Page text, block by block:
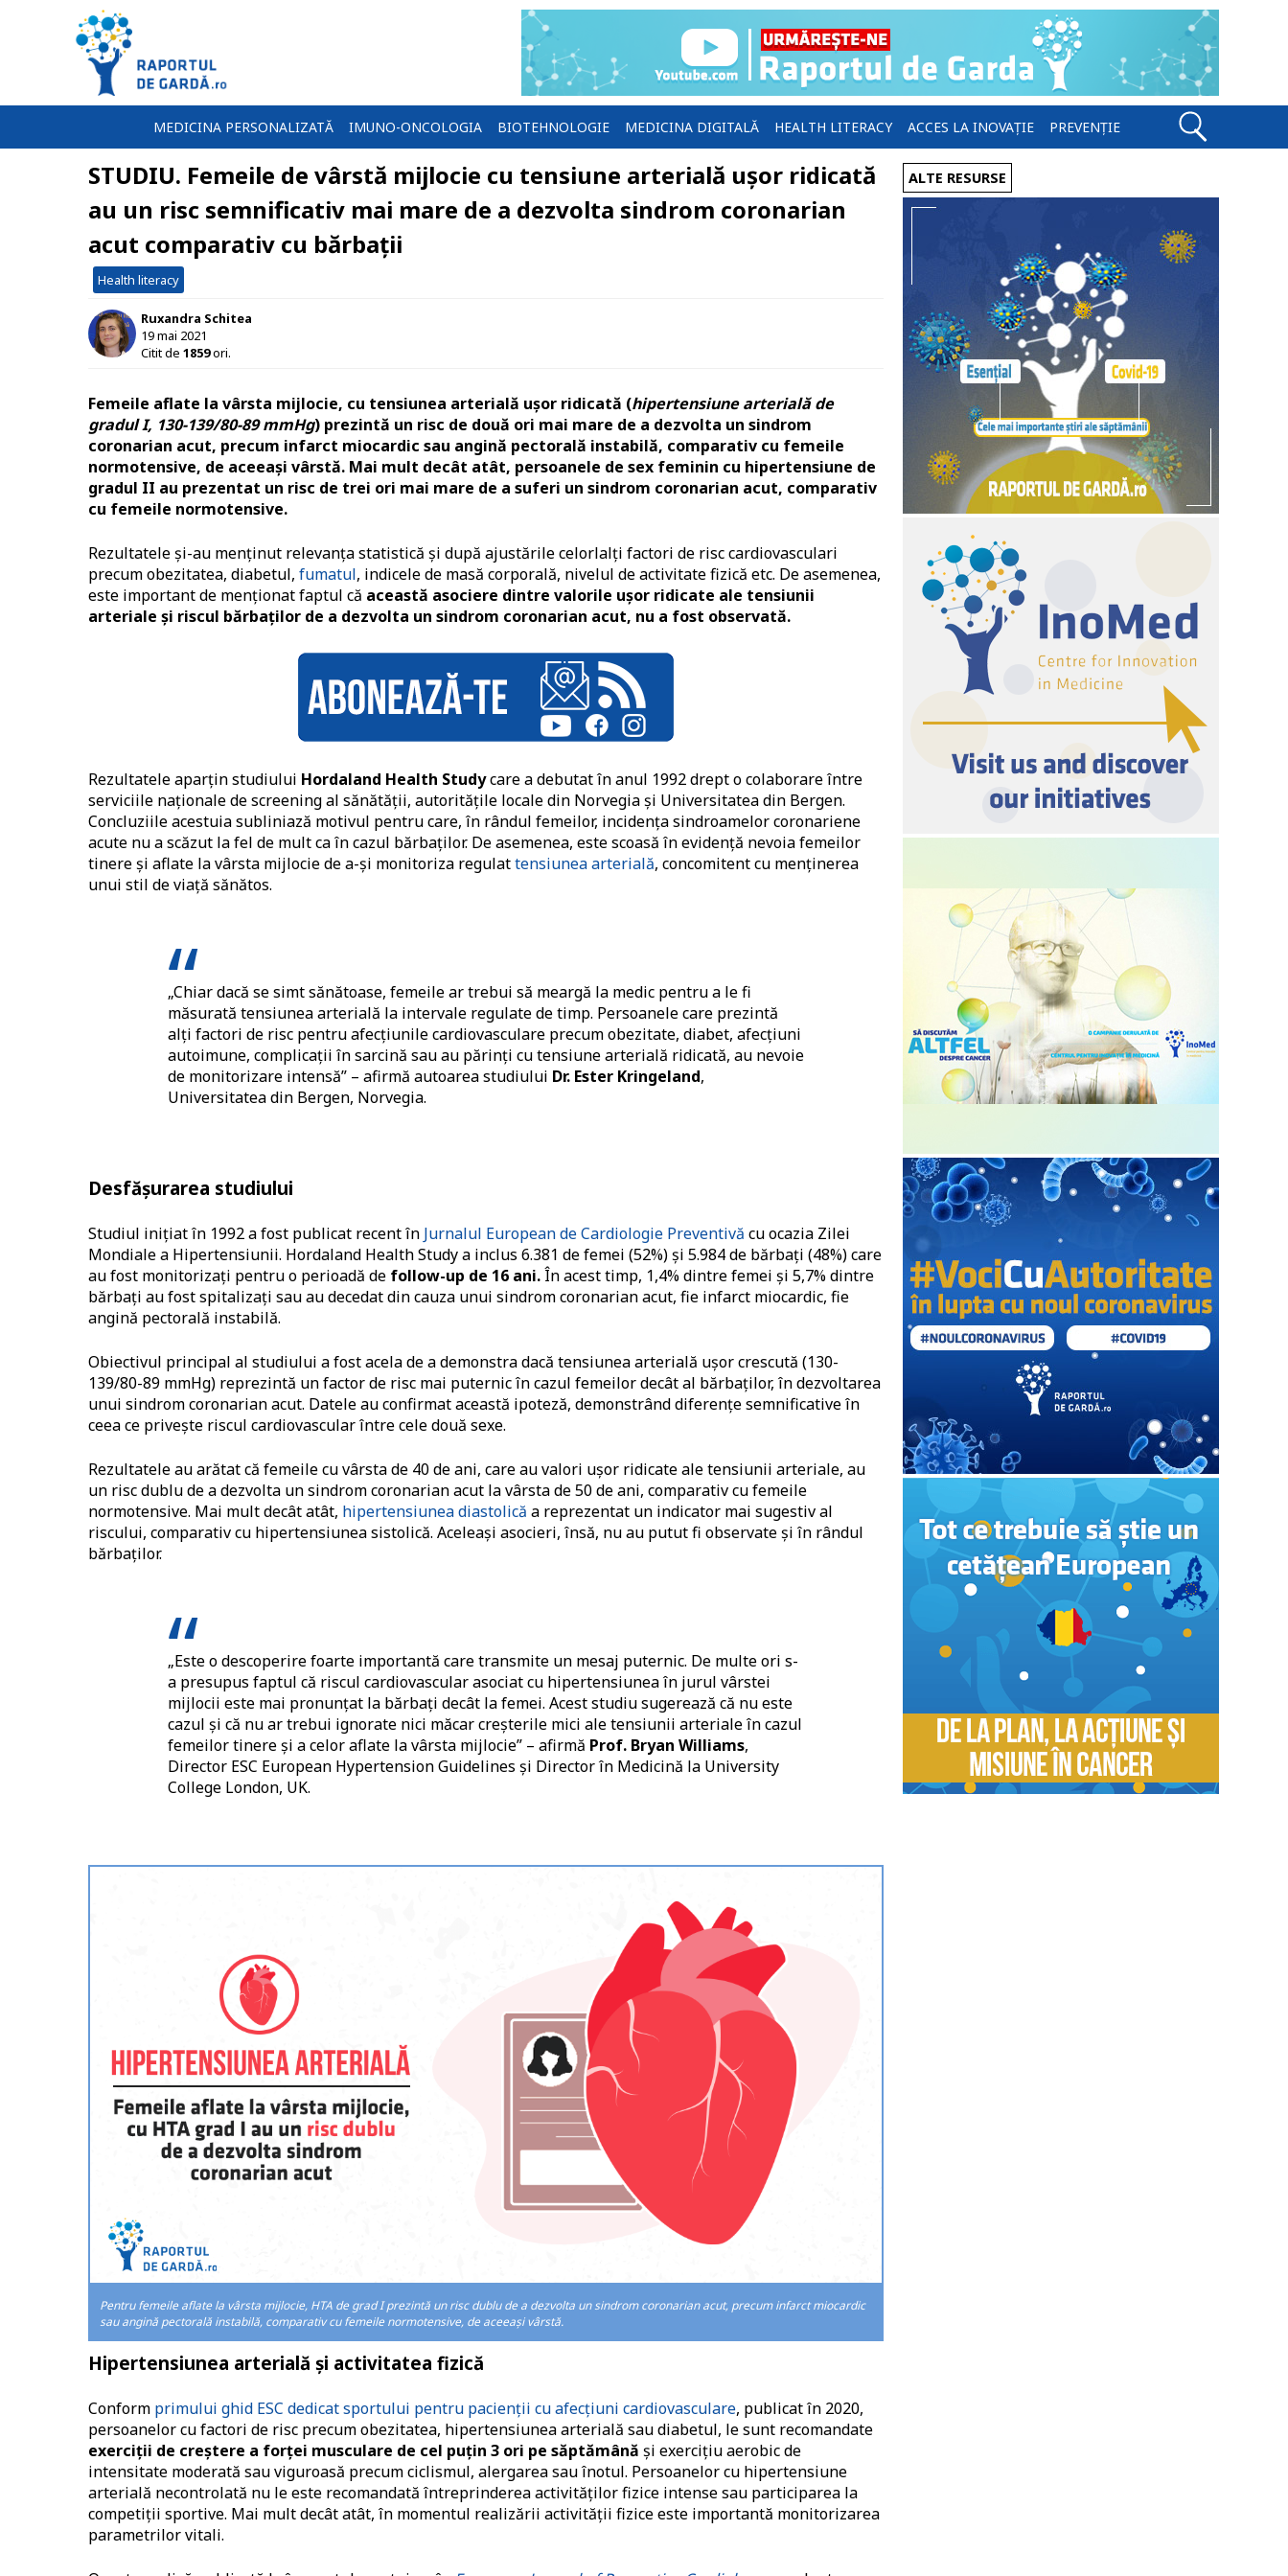
MEDICINA PERSONALIZATĂ IMUNO-ONCOLOGIA BIOTEHNOLOGIE MEDICINA DIGITALĂ HEALTH LITERACY ACCES LA INOVAȚIE PREVENȚIE
STUDIU. Femeile de vârstă mijlocie cu tensiune arterială ușor ridicată
au un risc semnificativ mai mare de a dezvolta sindrom coronarian
acut comparativ cu bărbații
Health literacy
Ruxandra Schitea
19 mai 2021
Citit de 1859ori.
Femeile aflate la vârsta mijlocie, cu tensiunea arterială ușor ridicată (hipertensiune arterială de
gradul I, 130-139/80-89 mmHg) prezintă un risc de două ori mai mare de a dezvolta un sindrom
coronarian acut, precum infarct miocardic sau angină pectorală instabilă, comparativ cu femeile
normotensive, de aceeași vârstă. Mai mult decât atât, persoanele de sex feminin cu hipertensiune de
gradul II au prezentat un risc de trei ori mai mare de a suferi un sindrom coronarian acut, comparativ
cu femeile normotensive.
Rezultatele și-au menținut relevanța statistică și după ajustările celorlalți factori de risc cardiovasculari
precum obezitatea, diabetul, fumatul, indicele de masă corporală, nivelul de activitate fizică etc. De asemenea,
este important de menționat faptul că această asociere dintre valorile ușor ridicate ale tensiunii
arteriale și riscul bărbaților de a dezvolta un sindrom coronarian acut, nu a fost observată.
Rezultatele aparțin studiului Hordaland Health Studycare a debutat în anul 1992 drept o colaborare între
serviciile naționale de screening al sănătății, autoritățile locale din Norvegia și Universitatea din Bergen.
Concluziile acestuia subliniază motivul pentru care, în rândul femeilor, incidența sindroamelor coronariene
acute nu a scăzut la fel de mult ca în cazul bărbaților. De asemenea, este scoasă în evidență nevoia femeilor
tinere și aflate la vârsta mijlocie de a-și monitoriza regulattensiunea arterială, concomitent cu menținerea
unui stil de viață sănătos.
„Chiar dacă se simt sănătoase, femeile ar trebui să meargă la medic pentru a le fi
măsurată tensiunea arterială la intervale regulate de timp. Persoanele care prezintă
alți factori de risc pentru afecțiunile cardiovasculare precum obezitate, diabet, afecțiuni
autoimune, complicații în sarcină sau au părinți cu tensiune arterială ridicată, au nevoie
de monitorizare intensă” – afirmă autoarea studiului Dr. Ester Kringeland,
Universitatea din Bergen, Norvegia.
Desfășurarea studiului
Studiul inițiat în 1992 a fost publicat recent în Jurnalul European de Cardiologie Preventivă cu ocazia Zilei
Mondiale a Hipertensiunii. Hordaland Health Study a inclus 6.381 de femei (52%) și 5.984 de bărbați (48%) care
au fost monitorizați pentru o perioadă de follow-up de 16 ani.În acest timp, 1,4% dintre femei și 5,7% dintre
bărbați au fost spitalizați sau au decedat din cauza unui sindrom coronarian acut, fie infarct miocardic, fie
angină pectorală instabilă.
Obiectivul principal al studiului a fost acela de a demonstra dacă tensiunea arterială ușor crescută (130-
139/80-89 mmHg) reprezintă un factor de risc mai puternic în cazul femeilor decât al bărbaților, în dezvoltarea
unui sindrom coronarian acut. Datele au confirmat această ipoteză, demonstrând diferențe semnificative în
ceea ce privește riscul cardiovascular între cele două sexe.
Rezultatele au arătat că femeile cu vârsta de 40 de ani, care au valori ușor ridicate ale tensiunii arteriale, au
un risc dublu de a dezvolta un sindrom coronarian acut la vârsta de 50 de ani, comparativ cu femeile
normotensive. Mai mult decât atât, hipertensiunea diastolică a reprezentat un indicator mai sugestiv al
riscului, comparativ cu hipertensiunea sistolică. Aceleași asocieri, însă, nu au putut fi observate și în rândul
bărbaților.
„Este o descoperire foarte importantă care transmite un mesaj puternic. De multe ori s-
a presupus faptul că riscul cardiovascular asociat cu hipertensiunea în jurul vârstei
mijlocii este mai pronunțat la bărbați decât la femei. Acest studiu sugerează că nu este
cazul și că nu ar trebui ignorate nici măcar creșterile mici ale tensiunii arteriale în cazul
femeilor tinere și a celor aflate la vârsta mijlocie” – afirmă Prof. Bryan Williams,
Director ESC European Hypertension Guidelines și Director în Medicină la University
College London, UK.
Pentru femeile aflate la vârsta mijlocie, HTA de grad I prezintă un risc dublu de a dezvolta un sindrom coronarian acut, precum infarct miocardic
sau angină pectorală instabilă, comparativ cu femeile normotensive, de aceeași vârstă.
Hipertensiunea arterială și activitatea fizică
Conform primului ghid ESC dedicat sportului pentru pacienții cu afecțiuni cardiovasculare, publicat în 2020,
persoanelor cu factori de risc precum obezitatea, hipertensiunea arterială sau diabetul, le sunt recomandate
exerciții de creștere a forței musculare de cel puțin 3 ori pe săptămână și exercițiu aerobic de
intensitate moderată sau viguroasă precum ciclismul, alergarea sau înotul. Persoanelor cu hipertensiune
arterială necontrolată nu le este recomandată întreprinderea activităților fizice intense sau participarea la
competiții sportive. Mai mult decât atât, în momentul realizării activității fizice este importantă monitorizarea
parametrilor vitali.
ALTE RESURSE